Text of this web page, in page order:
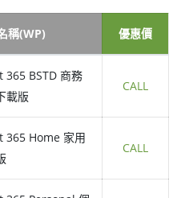
稱(WP) 優惠價
365 BSTD 商務
載版
CALL
365 Home 家用
CALL